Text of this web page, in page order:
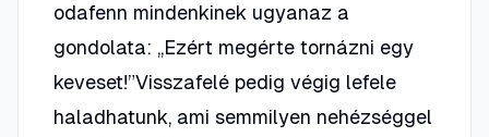
odafenn mindenkinek ugyanaz a
gondolata: „Ezért megérte tornázni egy
keveset!”Visszafelé pedig végig lefele
haladhatunk, ami semmilyen nehézséggel